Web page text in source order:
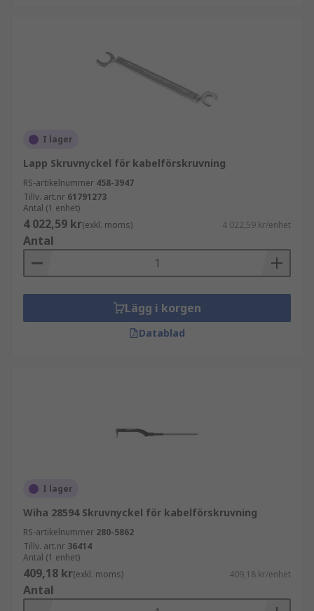
I lager
Lapp Skruvnyckel för kabelförskruvning
RS-artikelnummer 458-3947
Tillv. art.nr 61791273
Antal (1 enhet)
4 022,59 kr(exkl. moms) 4 022,59 kr/enhet
Antal
Lägg i korgen
Datablad
I lager
Wiha 28594 Skruvnyckel för kabelförskruvning
RS-artikelnummer 280-5862
Tillv. art.nr 36414
Antal (1 enhet)
409,18 kr(exkl. moms) 409,18 kr/enhet
Antal